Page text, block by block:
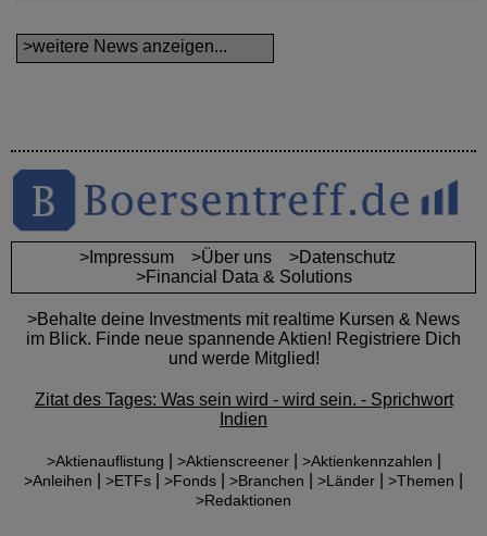
>weitere News anzeigen...
>Impressum >Über uns
>Datenschutz
>Financial Data & Solutions
>Behalte deine Investments mit realtime Kursen & News
im Blick. Finde neue spannende Aktien! Registriere Dich
und werde Mitglied!
Zitat des Tages: Was sein wird - wird sein. - Sprichwort
Indien
>Aktienauflistung >Aktienscreener| >Aktienkennzahlen
>Anleihen >ETFs >Fonds >Branchen >Länder >Themen
>Redaktionen